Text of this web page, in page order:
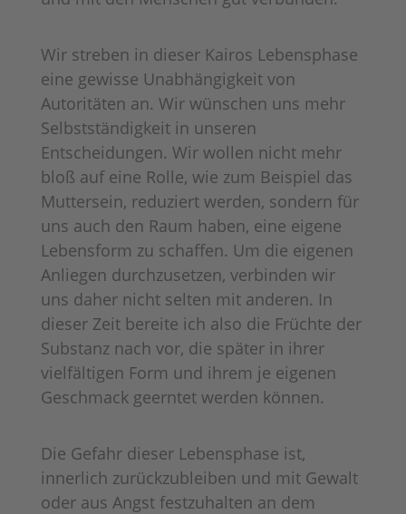
Wir streben in dieser Kairos Lebensphase
eine gewisse Unabhängigkeit von
Autoritäten an. Wir wünschen uns mehr
Selbstständigkeit in unseren
Entscheidungen. Wir wollen nicht mehr
bloß auf eine Rolle, wie zum Beispiel das
Muttersein, reduziert werden, sondern für
uns auch den Raum haben, eine eigene
Lebensform zu schaffen. Um die eigenen
Anliegen durchzusetzen, verbinden wir
uns daher nicht selten mit anderen. In
dieser Zeit bereite ich also die Früchte der
Substanz nach vor, die später in ihrer
vielfältigen Form und ihrem je eigenen
Geschmack geerntet werden können.
Die Gefahr dieser Lebensphase ist,
innerlich zurückzubleiben und mit Gewalt
oder aus Angst festzuhalten an dem